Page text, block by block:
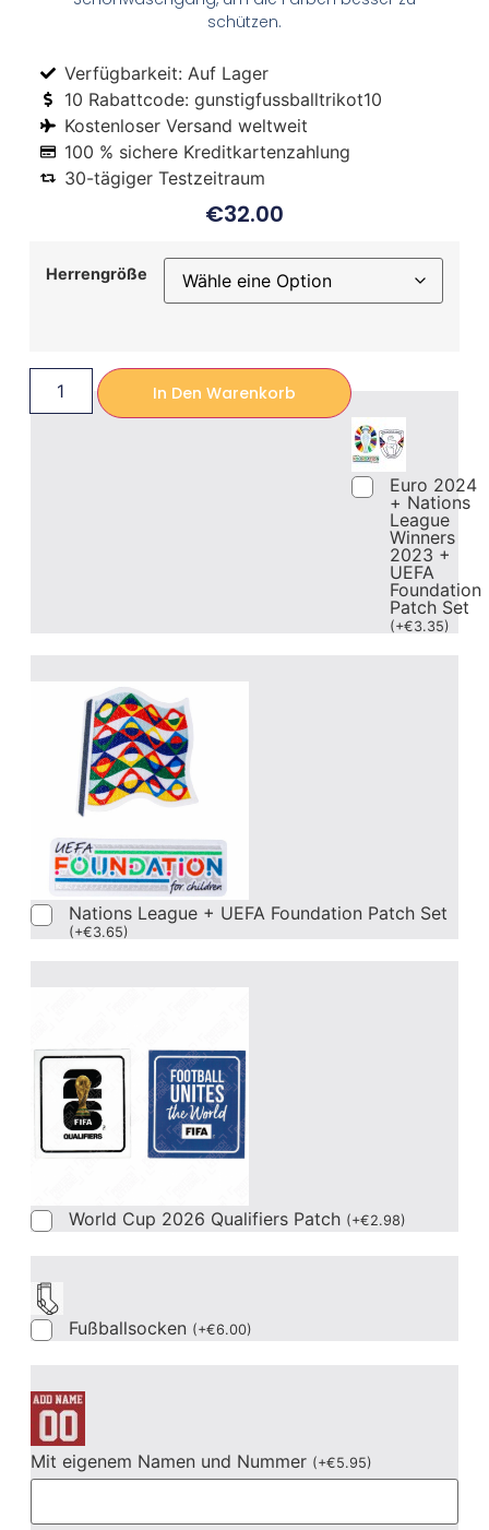
schützen.
Verfügbarkeit: Auf Lager
10 Rabattcode: gunstigfussballtrikot10
Kostenloser Versand weltweit
100 % sichere Kreditkartenzahlung
30-tägiger Testzeitraum
€32.00
Herrengröße
In Den Warenkorb
Euro 2024
+ Nations
League
Winners
2023 +
UEFA
Foundation
Patch Set
(+€3.35)
Nations League + UEFA Foundation Patch Set
(+€3.65)
World Cup 2026 Qualifiers Patch (+€2.98)
Fußballsocken (+€6.00)
Mit eigenem Namen und Nummer (+€5.95)